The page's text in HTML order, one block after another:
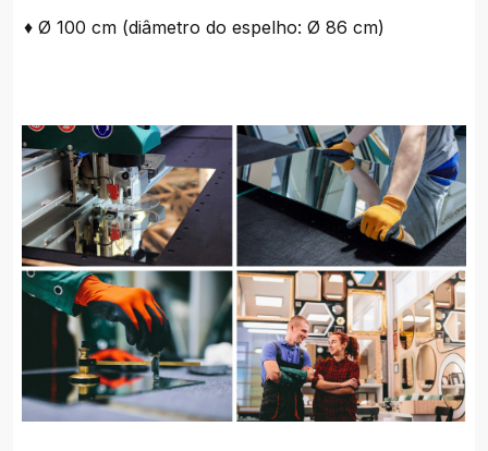
♦ Ø 100 cm (diâmetro do espelho: Ø 86 cm)